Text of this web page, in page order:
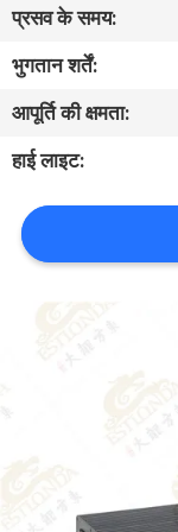
भ्रमण
गुणवत्ता
नियंत्रण
संपर्क
करें
प्रसव के समय:
भुगतान शर्तें:
आपूर्ति की क्षमता:
हाई लाइट: